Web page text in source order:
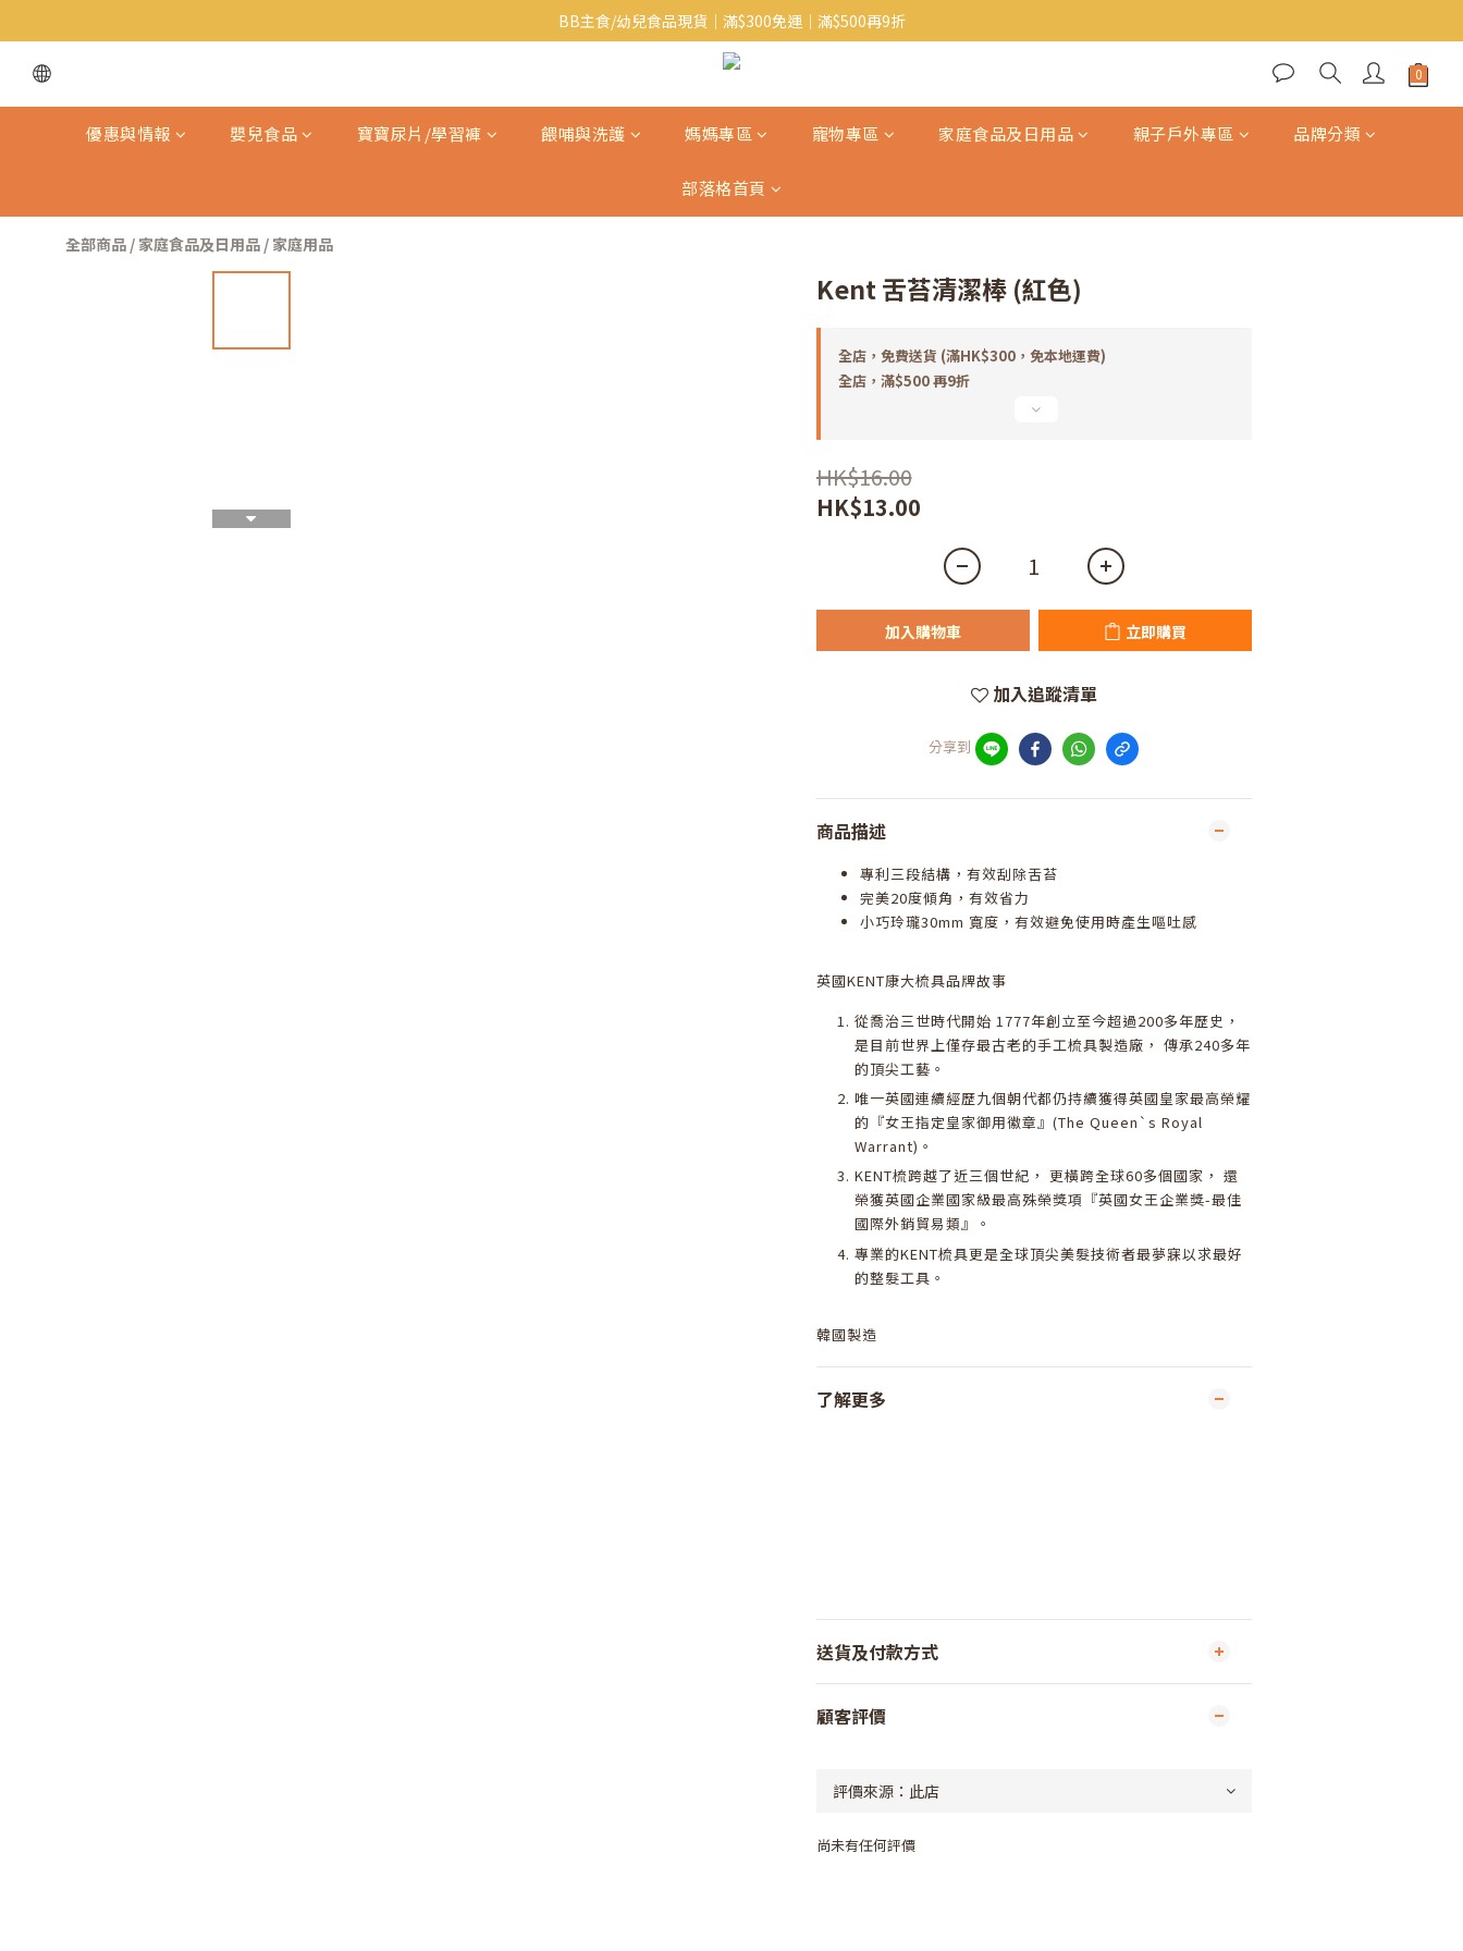
Baby J 意大利有機無麩質動物通粉 清貨平賣中!!
BB主食/幼兒食品現貨｜滿$300免運｜滿$500再9折
Baby J 有機蝴蝶麵熱賣中!
Baby J 意大利有機無麩質動物通粉 清貨平賣中!!
優惠與情報 嬰兒食品 寶寶尿片/學習褲 餵哺與洗護 媽媽專區 寵物專區 家庭食品及日用品 親子戶外專區 品牌分類
部落格首頁
全部商品 / 家庭食品及日用品 / 家庭用品
Kent 舌苔清潔棒 (紅色)
全店，免費送貨 (滿HK$300，免本地運費)
全店，滿$500 再9折
HK$16.00
HK$13.00
加入購物車 立即購買
加入追蹤清單
分享到
商品描述
專利三段結構，有效刮除舌苔
完美20度傾角，有效省力
小巧玲瓏30mm 寬度，有效避免使用時產生嘔吐感
英國KENT康大梳具品牌故事
從喬治三世時代開始 1777年創立至今超過200多年歷史，
是目前世界上僅存最古老的手工梳具製造廠， 傳承240多年
的頂尖工藝。
唯一英國連續經歷九個朝代都仍持續獲得英國皇家最高榮耀
的『女王指定皇家御用徽章』(The Queen`s Royal
Warrant)。
KENT梳跨越了近三個世紀， 更橫跨全球60多個國家， 還
榮獲英國企業國家級最高殊榮獎項『英國女王企業獎-最佳
國際外銷貿易類』。
專業的KENT梳具更是全球頂尖美髮技術者最夢寐以求最好
的整髮工具。
韓國製造
了解更多
送貨及付款方式
顧客評價
尚未有任何評價
立即購買